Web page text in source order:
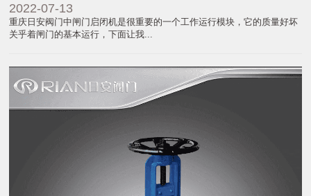
2022-07-13
重庆日安阀门中闸门启闭机是很重要的一个工作运行模块，它的质量好坏
关乎着闸门的基本运行，下面让我...